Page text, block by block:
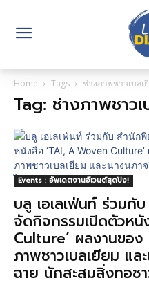
Home Tags ช่างภาพชาวเบลเ
Tag: ช่างภาพชาวเ
Events : อัพเดตงานอีเวนต์สุดปัง!
บลู เอเลเฟ่นท์ ร่วม
จัดกิจกรรมเปิดตัวห
Culture’ ผลงานขอ
ภาพชาวเบลเยียม แล
ฉาย นักสะสมสิ่งทอชา